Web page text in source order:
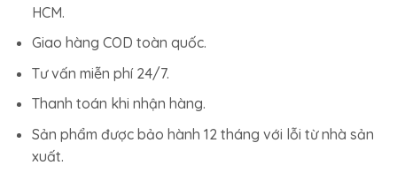
HCM.
Giao hàng COD toàn quốc.
Tư vấn miễn phí 24/7.
Thanh toán khi nhận hàng.
Sản phẩm được bảo hành 12 tháng với lỗi từ nhà sản
xuất.